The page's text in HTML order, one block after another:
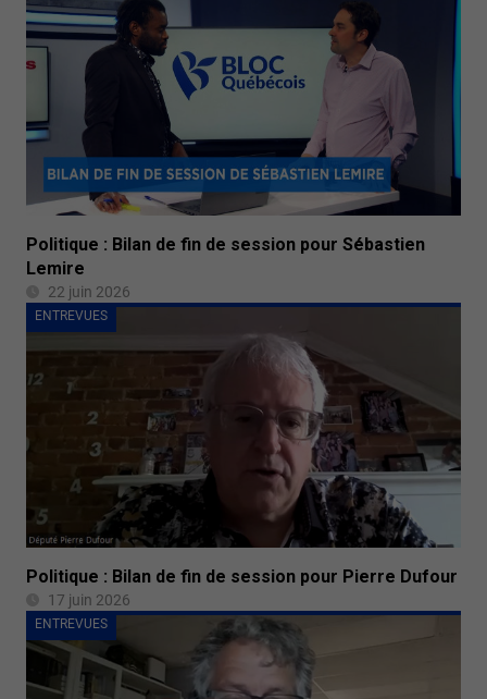
Politique : Bilan de fin de session pour Sébastien
Lemire
22 juin 2026
ENTREVUES
Politique : Bilan de fin de session pour Pierre Dufour
17 juin 2026
ENTREVUES